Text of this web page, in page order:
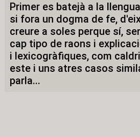
Primer es batejà a la
si fora un dogma de fe,
creure a soles perque sí,
cap tipo de raons i
i lexicogràfiques, com
este i uns atres casos
parla...